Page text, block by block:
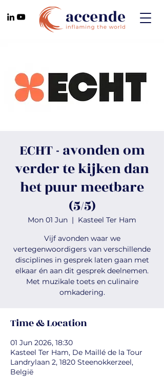
ECHT - avonden om
verder te kijken dan
het puur meetbare
(5/5)
Mon 01 Jun
  |
Kasteel Ter Ham
Vijf avonden waar we
vertegenwoordigers van verschillende
disciplines in gesprek laten gaan met
elkaar én aan dit gesprek deelnemen.
Met muzikale toets en culinaire
omkadering.
Time & Location
01 Jun 2026, 18:30
Kasteel Ter Ham, De Maillé de la Tour
Landrylaan 2, 1820 Steenokkerzeel,
België